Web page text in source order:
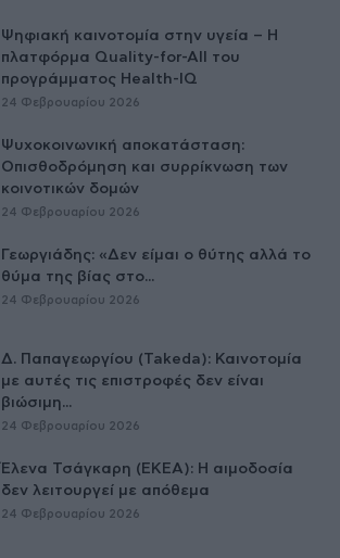
Ψηφιακή καινοτομία στην υγεία – H
πλατφόρμα Quality-for-All του
προγράμματος Health-IQ
24 Φεβρουαρίου 2026
Ψυχοκοινωνική αποκατάσταση:
Οπισθοδρόμηση και συρρίκνωση των
κοινοτικών δομών
24 Φεβρουαρίου 2026
Γεωργιάδης: «Δεν είμαι ο θύτης αλλά το
θύμα της βίας στο...
24 Φεβρουαρίου 2026
Δ. Παπαγεωργίου (Takeda): Καινοτομία
με αυτές τις επιστροφές δεν είναι
βιώσιμη...
24 Φεβρουαρίου 2026
Έλενα Τσάγκαρη (ΕΚΕΑ): Η αιμοδοσία
δεν λειτουργεί με απόθεμα
24 Φεβρουαρίου 2026